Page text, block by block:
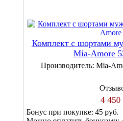
Комплект с шортами
Mia-Amore
Производитель: Mia-
4 450
Бонус при покупке: 45 руб.